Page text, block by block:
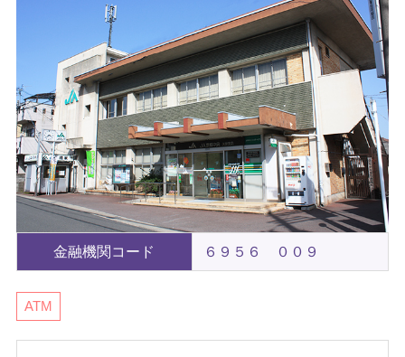
金融機関コード ６９５６ ００９
ATM